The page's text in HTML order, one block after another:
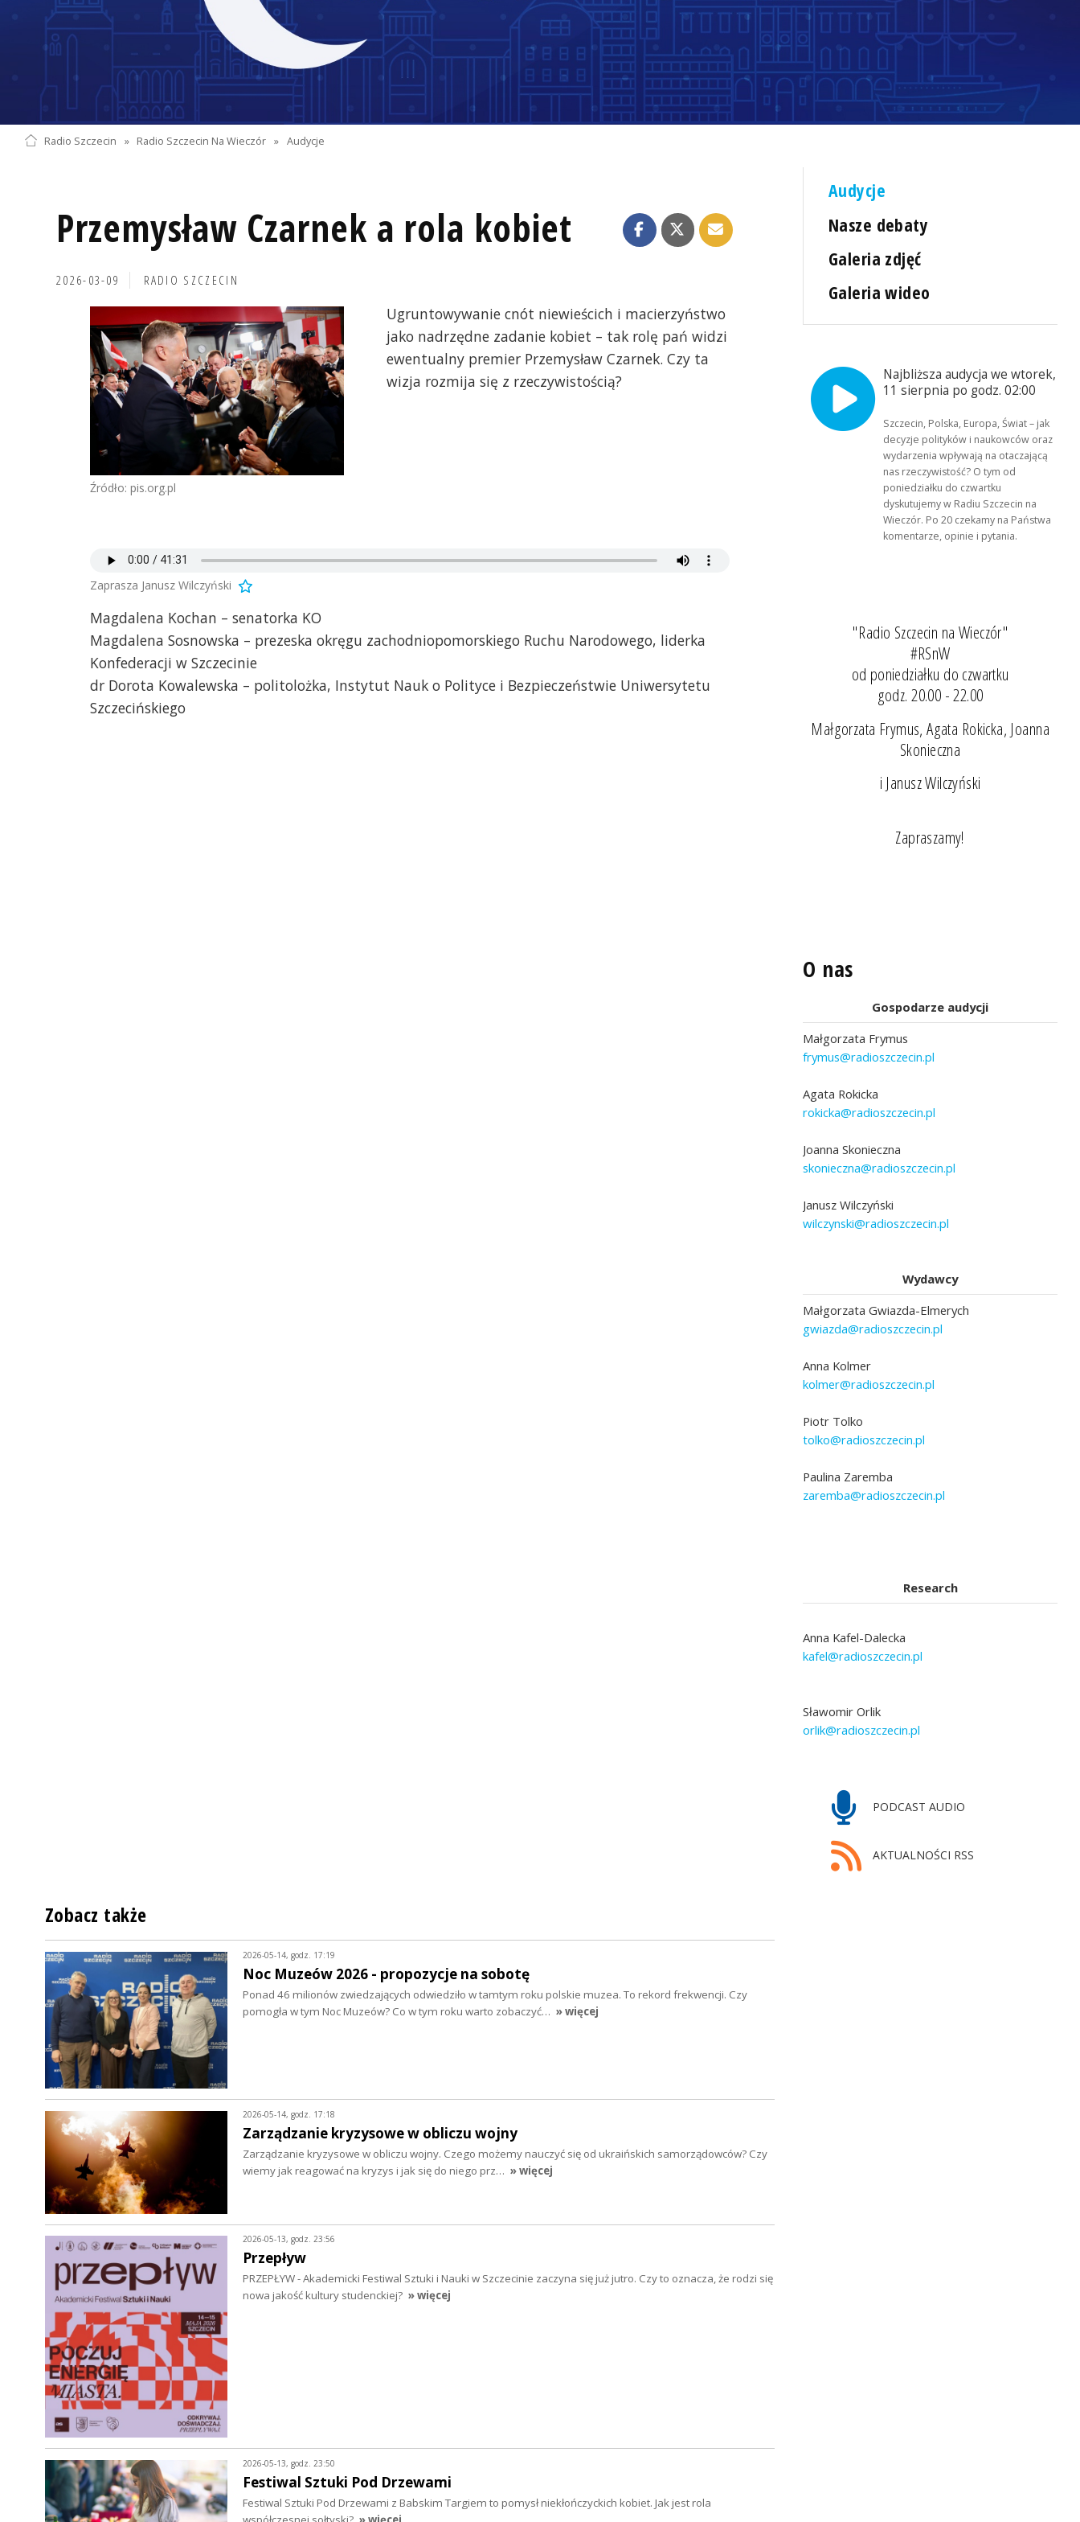
Radio Szczecin » Radio Szczecin Na Wieczór » Audycje
Przemysław Czarnek a rola kobiet
2026-03-09 RADIO SZCZECIN
Źródło: pis.org.pl
Ugruntowywanie cnót niewieścich i macierzyństwo
jako nadrzędne zadanie kobiet – tak rolę pań widzi
ewentualny premier Przemysław Czarnek. Czy ta
wizja rozmija się z rzeczywistością?
Zaprasza Janusz Wilczyński
Magdalena Kochan – senatorka KO
Magdalena Sosnowska – prezeska okręgu zachodniopomorskiego Ruchu Narodowego, liderka
Konfederacji w Szczecinie
dr Dorota Kowalewska – politolożka, Instytut Nauk o Polityce i Bezpieczeństwie Uniwersytetu
Szczecińskiego
Audycje
Nasze debaty
Galeria zdjęć
Galeria wideo
Najbliższa audycja we wtorek,
11 sierpnia po godz. 02:00
Szczecin, Polska, Europa, Świat – jak
decyzje polityków i naukowców oraz
wydarzenia wpływają na otaczającą
nas rzeczywistość? O tym od
poniedziałku do czwartku
dyskutujemy w Radiu Szczecin na
Wieczór. Po 20 czekamy na Państwa
komentarze, opinie i pytania.
"Radio Szczecin na Wieczór"
#RSnW
od poniedziałku do czwartku
godz. 20.00 - 22.00
Małgorzata Frymus, Agata Rokicka, Joanna
Skonieczna
i Janusz Wilczyński
Zapraszamy!
O nas
Gospodarze audycji
Małgorzata Frymus
frymus@radioszczecin.pl
Agata Rokicka
rokicka@radioszczecin.pl
Joanna Skonieczna
skonieczna@radioszczecin.pl
Janusz Wilczyński
wilczynski@radioszczecin.pl
Wydawcy
Małgorzata Gwiazda-Elmerych
gwiazda@radioszczecin.pl
Anna Kolmer
kolmer@radioszczecin.pl
Piotr Tolko
tolko@radioszczecin.pl
Paulina Zaremba
zaremba@radioszczecin.pl
Research
Anna Kafel-Dalecka
kafel@radioszczecin.pl
Sławomir Orlik
orlik@radioszczecin.pl
PODCAST AUDIO
AKTUALNOŚCI RSS
Zobacz także
2026-05-14, godz. 17:19
Noc Muzeów 2026 - propozycje na sobotę
Ponad 46 milionów zwiedzających odwiedziło w tamtym roku polskie muzea. To rekord frekwencji. Czy
pomogła w tym Noc Muzeów? Co w tym roku warto zobaczyć… » więcej
2026-05-14, godz. 17:18
Zarządzanie kryzysowe w obliczu wojny
Zarządzanie kryzysowe w obliczu wojny. Czego możemy nauczyć się od ukraińskich samorządowców? Czy
wiemy jak reagować na kryzys i jak się do niego prz… » więcej
2026-05-13, godz. 23:56
Przepływ
PRZEPŁYW - Akademicki Festiwal Sztuki i Nauki w Szczecinie zaczyna się już jutro. Czy to oznacza, że rodzi się
nowa jakość kultury studenckiej? » więcej
2026-05-13, godz. 23:50
Festiwal Sztuki Pod Drzewami
Festiwal Sztuki Pod Drzewami z Babskim Targiem to pomysł niekłończyckich kobiet. Jak jest rola